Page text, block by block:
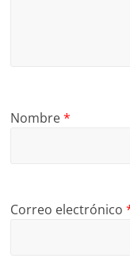
Nombre*
Correo electrónico